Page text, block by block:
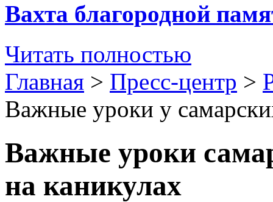
Вахта благородной
Читать полностью
Главная > Пресс-центр >
Важные уроки у
Важные уроки
на каникулах